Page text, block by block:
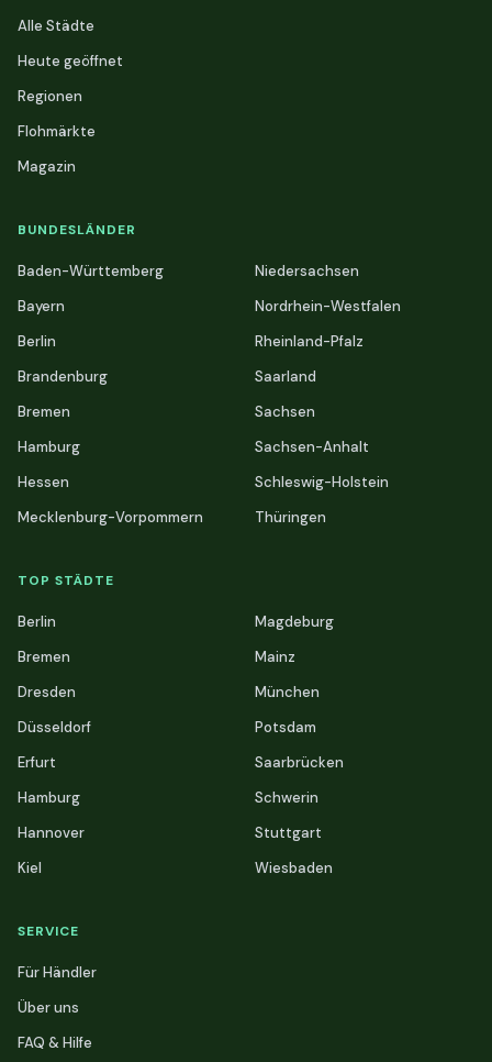
Alle Städte
Heute geöffnet
Regionen
Flohmärkte
Magazin
BUNDESLÄNDER
Baden-Württemberg
Bayern
Berlin
Brandenburg
Bremen
Hamburg
Hessen
Mecklenburg-Vorpommern
Niedersachsen
Nordrhein-Westfalen
Rheinland-Pfalz
Saarland
Sachsen
Sachsen-Anhalt
Schleswig-Holstein
Thüringen
TOP STÄDTE
Berlin
Bremen
Dresden
Düsseldorf
Erfurt
Hamburg
Hannover
Kiel
Magdeburg
Mainz
München
Potsdam
Saarbrücken
Schwerin
Stuttgart
Wiesbaden
SERVICE
Für Händler
Über uns
FAQ & Hilfe